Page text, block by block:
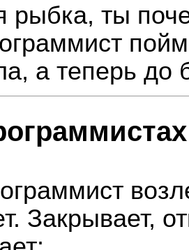
рыбка, ты
а теперь до
Закрывает,